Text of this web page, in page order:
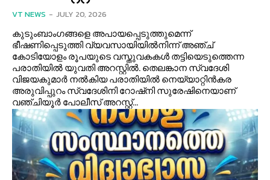
VT NEWS - JULY 20, 2026
കുടുംബാംഗങ്ങളെ അപായപ്പെടുത്തുമെന്ന്
ഭീഷണിപ്പെടുത്തി വ്യവസായിയില്‍നിന്ന് അഞ്ച്‌
കോടിയോളം രൂപയുടെ വസ്തുവകകള്‍ തട്ടിയെടുത്തെന്ന
പരാതിയില്‍ യുവതി അറസ്റ്റില്‍. തെലങ്കാന സ്വദേശി
വിജയകുമാർ നല്‍കിയ പരാതിയില്‍ നെയ്യാറ്റിൻകര
അരുവിപ്പുറം സ്വദേശിനി റോഷ്‌നി സുരേഷിനെയാണ്
വഞ്ചിയൂർ പോലീസ് അറസ്റ്റ്...